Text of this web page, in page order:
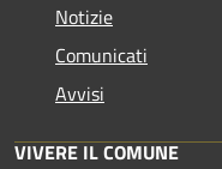
Notizie
Comunicati
Avvisi
VIVERE IL COMUNE